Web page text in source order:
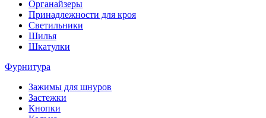
Органайзеры
Принадлежности для кроя
Светильники
Шилья
Шкатулки
Фурнитура
Зажимы для шнуров
Застежки
Кнопки